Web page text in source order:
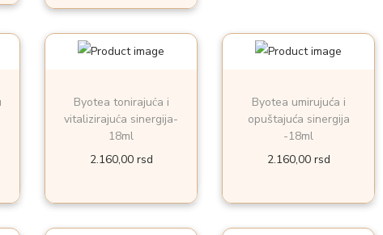
Byotea tonirajuća i
vitalizirajuća sinergija-
18ml
2.160,00 rsd
Byotea umirujuća i
opuštajuća sinergija
-18ml
2.160,00 rsd